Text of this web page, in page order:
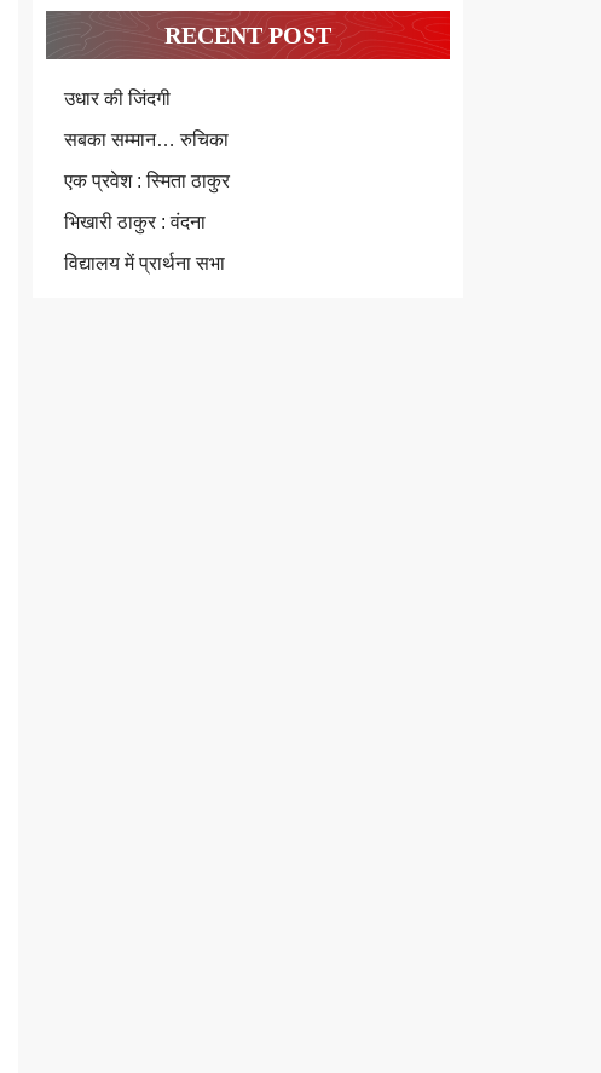
RECENT POST
उधार की जिंदगी
सबका सम्मान… रुचिका
एक प्रवेश : स्मिता ठाकुर
भिखारी ठाकुर : वंदना
विद्यालय में प्रार्थना सभा